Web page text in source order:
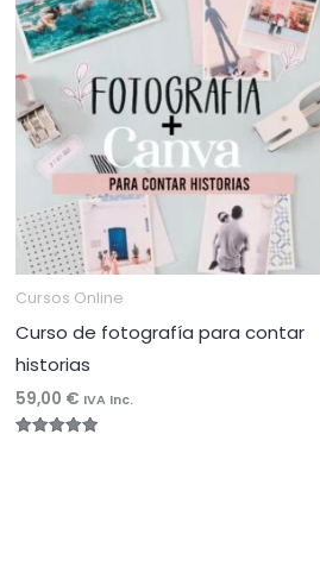
Cursos Online
Curso de fotografía para contar
historias
59,00 € IVA Inc.